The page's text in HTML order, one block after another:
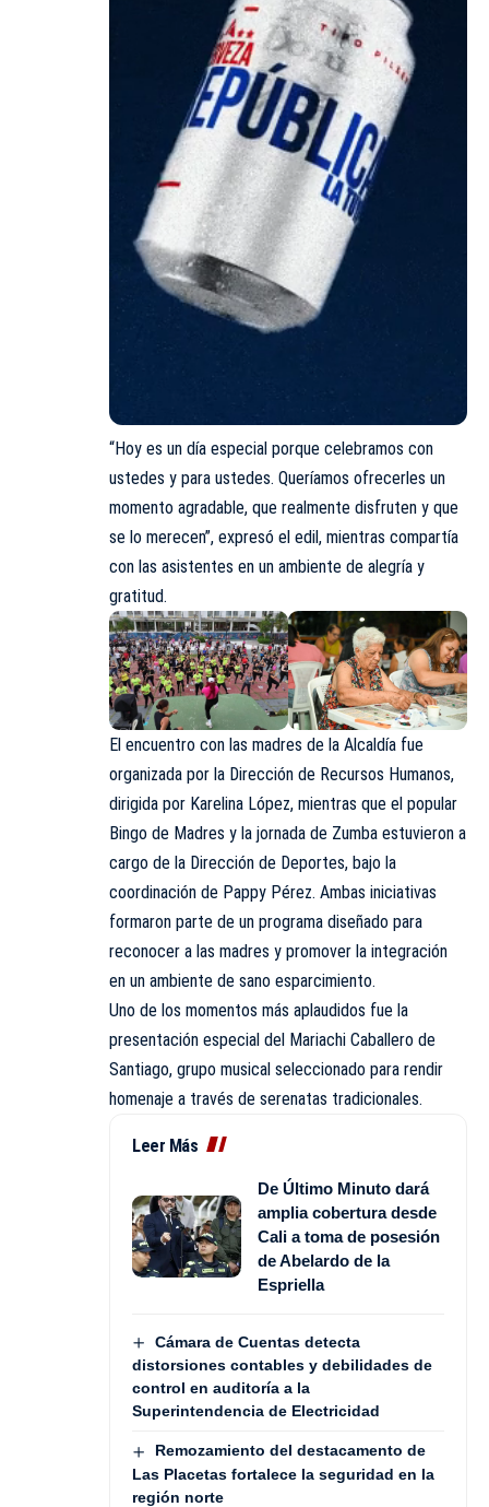
“Hoy es un día especial porque celebramos con
ustedes y para ustedes. Queríamos ofrecerles un
momento agradable, que realmente disfruten y que
se lo merecen”, expresó el edil, mientras compartía
con las asistentes en un ambiente de alegría y
gratitud.
El encuentro con las madres de la Alcaldía fue
organizada por la Dirección de Recursos Humanos,
dirigida por Karelina López, mientras que el popular
Bingo de Madres y la jornada de Zumba estuvieron a
cargo de la Dirección de Deportes, bajo la
coordinación de Pappy Pérez. Ambas iniciativas
formaron parte de un programa diseñado para
reconocer a las madres y promover la integración
en un ambiente de sano esparcimiento.
Uno de los momentos más aplaudidos fue la
presentación especial del Mariachi Caballero de
Santiago, grupo musical seleccionado para rendir
homenaje a través de serenatas tradicionales.
Leer Más
De Último Minuto dará
amplia cobertura desde
Cali a toma de posesión
de Abelardo de la
Espriella
Cámara de Cuentas detecta
distorsiones contables y debilidades de
control en auditoría a la
Superintendencia de Electricidad
Remozamiento del destacamento de
Las Placetas fortalece la seguridad en la
región norte